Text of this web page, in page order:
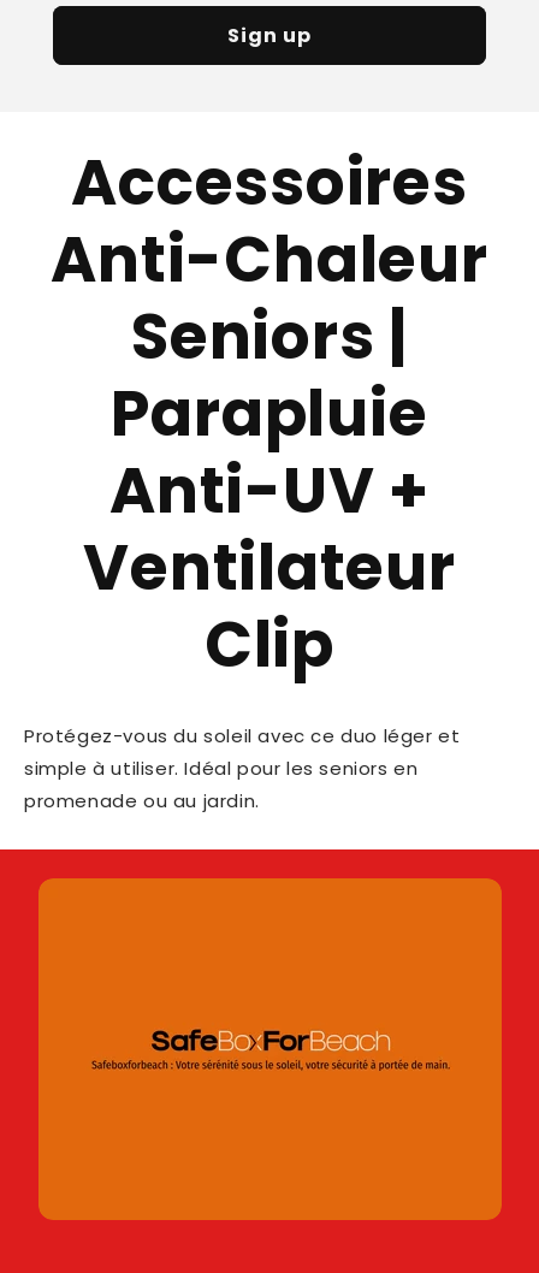
Sign up
Accessoires
Anti-Chaleur
Seniors |
Parapluie
Anti-UV +
Ventilateur
Clip
Protégez-vous du soleil avec ce duo léger et
simple à utiliser. Idéal pour les seniors en
promenade ou au jardin.